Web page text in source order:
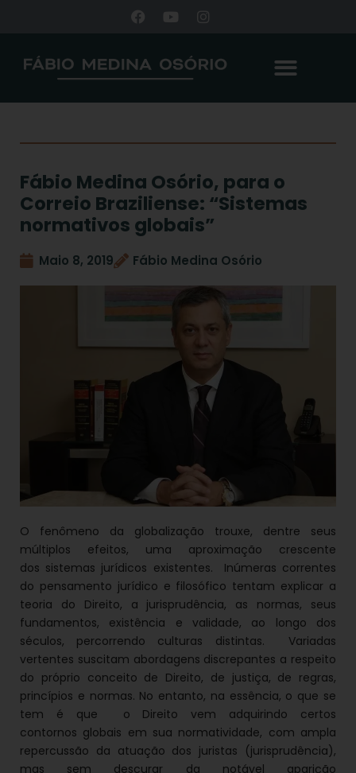
Fábio Medina Osório, para o
Correio Braziliense: “Sistemas
normativos globais”
Maio 8, 2019 Fábio Medina Osório
O fenômeno da globalização trouxe, dentre seus
múltiplos efeitos, uma aproximação crescente
dos sistemas jurídicos existentes. Inúmeras correntes
do pensamento jurídico e filosófico tentam explicar a
teoria do Direito, a jurisprudência, as normas, seus
fundamentos, existência e validade, ao longo dos
séculos, percorrendo culturas distintas. Variadas
vertentes suscitam abordagens discrepantes a respeito
do próprio conceito de Direito, de justiça, de regras,
princípios e normas. No entanto, na essência, o que se
tem é que o Direito vem adquirindo certos
contornos globais em sua normatividade, com ampla
repercussão da atuação dos juristas (jurisprudência),
mas sem descurar da notável aparição